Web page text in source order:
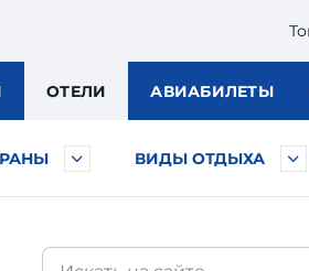
ОТЕЛИ АВИАБИЛЕТЫ
ВИДЫ ОТДЫХА